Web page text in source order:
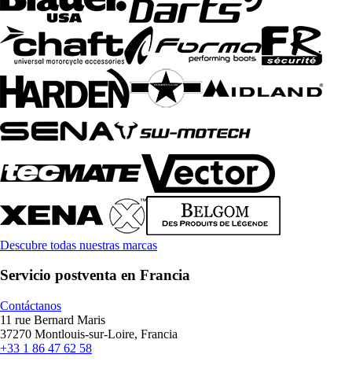
Descubre todas nuestras marcas
Servicio postventa en Francia
Contáctanos
11 rue Bernard Maris
37270 Montlouis-sur-Loire, Francia
+33 1 86 47 62 58